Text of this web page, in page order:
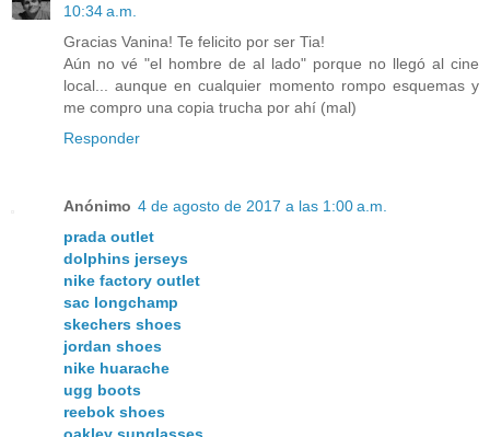
10:34 a.m.
Gracias Vanina! Te felicito por ser Tia!
Aún no vé "el hombre de al lado" porque no llegó al cine
local... aunque en cualquier momento rompo esquemas y
me compro una copia trucha por ahí (mal)
Responder
Anónimo 4 de agosto de 2017 a las 1:00 a.m.
prada outlet
dolphins jerseys
nike factory outlet
sac longchamp
skechers shoes
jordan shoes
nike huarache
ugg boots
reebok shoes
oakley sunglasses